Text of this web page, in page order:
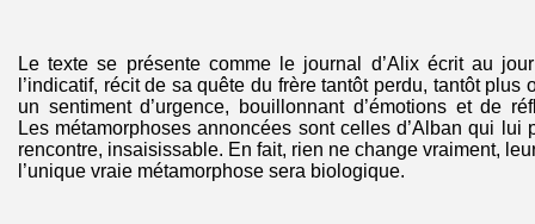
Le texte se présente comme le journal d’Alix écrit au
l’indicatif, récit de sa quête du frère tantôt perdu, tantôt plus
un sentiment d’urgence, bouillonnant d’émotions et de
Les métamorphoses annoncées sont celles d’Alban qui lui
rencontre, insaisissable. En fait, rien ne change vraiment,
l’unique vraie métamorphose sera biologique.